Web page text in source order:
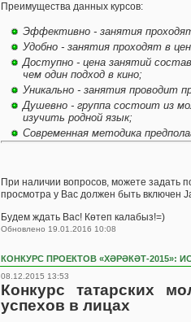
Преимущества данных курсов:
Эффективно - занятия
Удобно - занятия проходят в
Доступно - цена занятий
чем один подход в кино;
Уникально - занятия проводит
Душевно - группа состоит из
изучить родной язык;
Современная методика
При наличии вопросов, можете задать
просмотра у Вас должен быть включен
Будем ждать Вас! Көтеп калабыз!=)
Обновлено 19.01.2016 10:08
КОНКУРС ПРОЕКТОВ «ХӘРӘКӘТ-2015»:
08.12.2015 13:53
Конкурс татарских
успехов в лицах